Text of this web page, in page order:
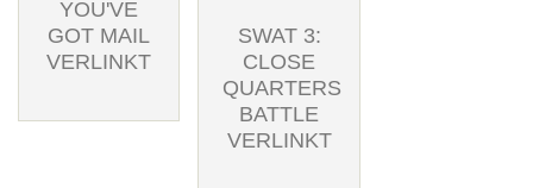
YOU'VE
GOT MAIL
VERLINKT
SWAT 3:
CLOSE
QUARTERS
BATTLE
VERLINKT